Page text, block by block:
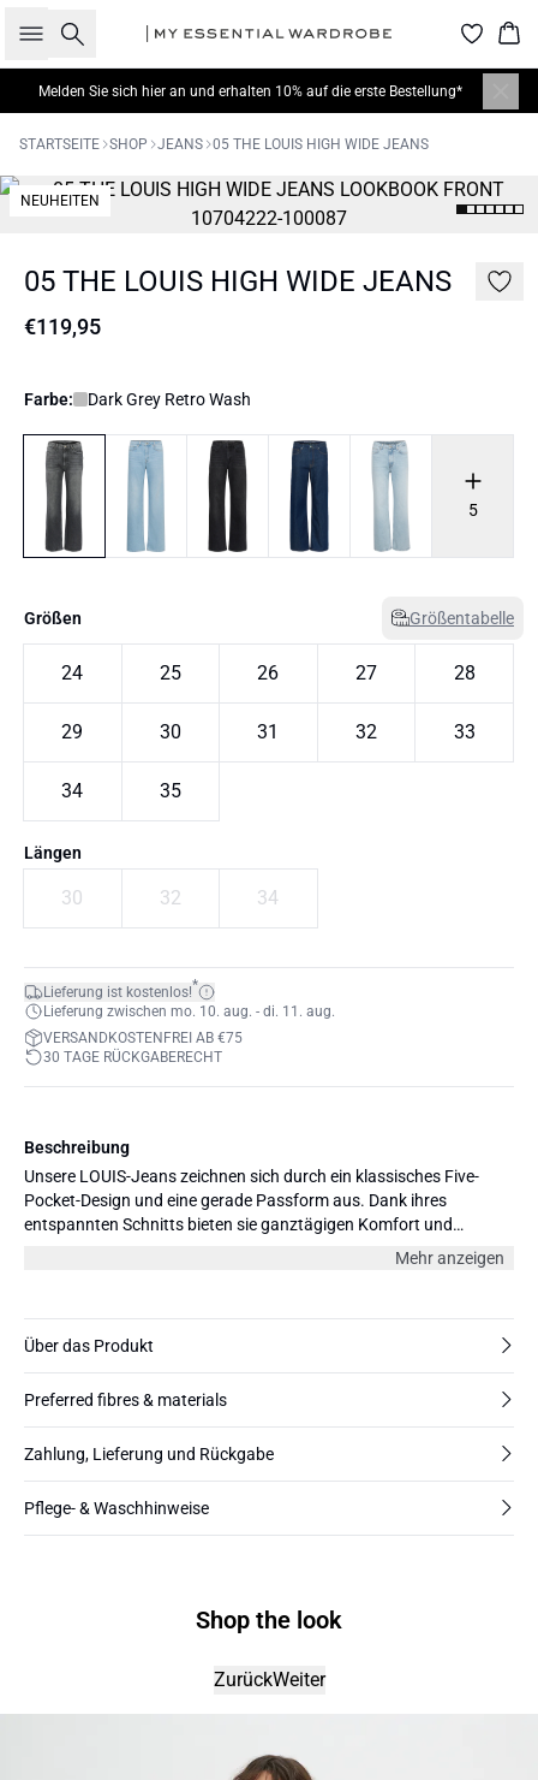
Suche
Melden Sie sich hieran und erhalten 10% auf die erste Bestellung*
STARTSEITE SHOP JEANS 05 THE LOUIS HIGH WIDE JEANS
NEUHEITEN
05 THE LOUIS HIGH WIDE JEANS
€119,95
Farbe: Dark Grey Retro Wash
5
Größen Größentabelle
24 25 26 27 28
29 30 31 32 33
34 35
Längen
30 32 34
Lieferung ist kostenlos!*
Lieferung zwischen mo. 10. aug. - di. 11. aug.
VERSANDKOSTENFREI AB €75
30 TAGE RÜCKGABERECHT
Beschreibung
Unsere LOUIS-Jeans zeichnen sich durch ein klassisches Five-
Pocket-Design und eine gerade Passform aus. Dank ihres
entspannten Schnitts bieten sie ganztägigen Komfort und
vielseitigen Stil, perfekt für legere oder gehobene Looks. Aus BCI-
Komfort. Erhältlich in verschiedenen Farben und drei Längen: 30",
32" und 34".
Mehr anzeigen
Über das Produkt
Preferred fibres & materials
Zahlung, Lieferung und Rückgabe
Pflege- & Waschhinweise
Shop the look
ZurückWeiter